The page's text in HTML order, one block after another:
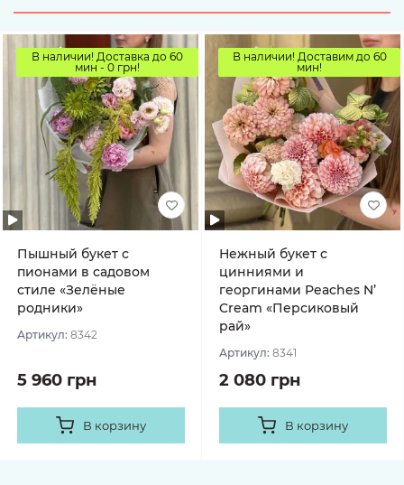
В наличии! Доставка до 60
мин - 0 грн!
Пышный букет с
пионами в садовом
стиле «Зелёные
родники»
Артикул: 8342
5 960 грн
В корзину
В наличии! Доставим до 60
мин!
Нежный букет с
цинниями и
георгинами Peaches N’
Cream «Персиковый
рай»
Артикул: 8341
2 080 грн
В корзину